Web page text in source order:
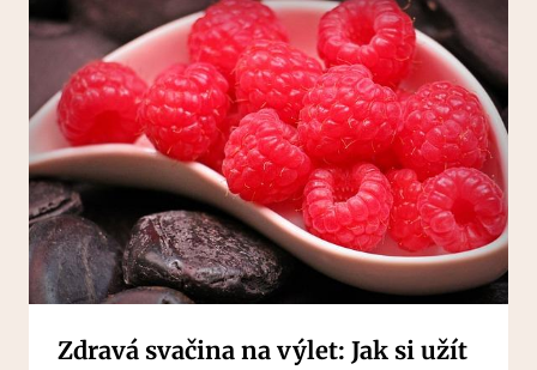
Zdravá svačina na výlet: Jak si užít